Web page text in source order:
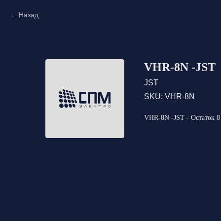
Назад
VHR-8N -JST
JST
SKU: VHR-8N
VHR-8N -JST - Остаток